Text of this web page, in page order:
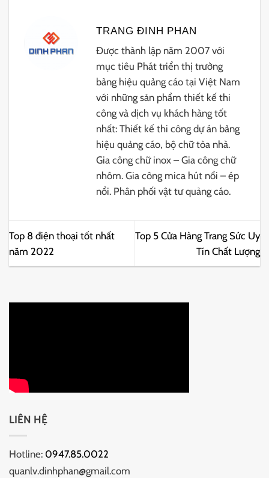
TRANG ĐINH PHAN
Được thành lập năm 2007 với
mục tiêu Phát triển thị trường
bảng hiệu quảng cáo tại Việt Nam
với những sản phẩm thiết kế thi
công và dịch vụ khách hàng tốt
nhất: Thiết kế thi công dự án bảng
hiệu quảng cáo, bộ chữ tòa nhà.
Gia công chữ inox – Gia công chữ
nhôm. Gia công mica hút nổi – ép
nổi. Phân phối vật tư quảng cáo.
Top 8 điện thoại tốt nhất
năm 2022
Top 5 Cửa Hàng Trang Sức Uy
Tín Chất Lượng
LIÊN HỆ
Hotline: 0947.85.0022
quanlv.dinhphan@gmail.com